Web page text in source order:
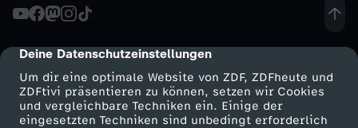
cmp-dialog-description
Deine Datenschutzeinstellungen
Um dir eine optimale Website von ZDF, ZDFheute und
ZDFtivi präsentieren zu können, setzen wir Cookies
und vergleichbare Techniken ein. Einige der
eingesetzten Techniken sind unbedingt erforderlich
t
-
U